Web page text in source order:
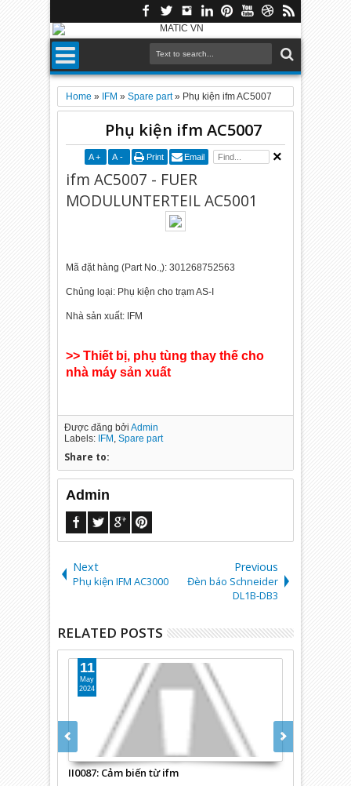
Home » IFM »Spare part» Phụ kiện ifm AC5007
Phụ kiện ifm AC5007
A + A - Print Email
ifm AC5007 - FUER
MODULUNTERTEIL AC5001
Mã đặt hàng (Part No.,): 301268752563
Chủng loại: Phụ kiện cho trạm AS-I
Nhà sản xuất: IFM
>> Thiết bị, phụ tùng thay thế cho
nhà máy sản xuất
Được đăng bởiAdmin
Labels: IFM ,Spare part
Share to:
Admin
Next
Phụ kiện IFM AC3000
Previous
Đèn báo Schneider
DL1­B-DB3
RELATED POSTS
II0087: Cảm biến từ ifm
11
May
2024